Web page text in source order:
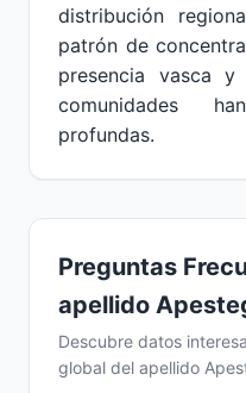
distribución
patrón de
presencia vasca
comunidades
profundas.
Preguntas
apellido
Descubre datos
global del apellido